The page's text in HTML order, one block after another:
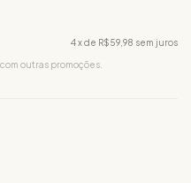
4x de R$59,98 sem juros
outras promoções.